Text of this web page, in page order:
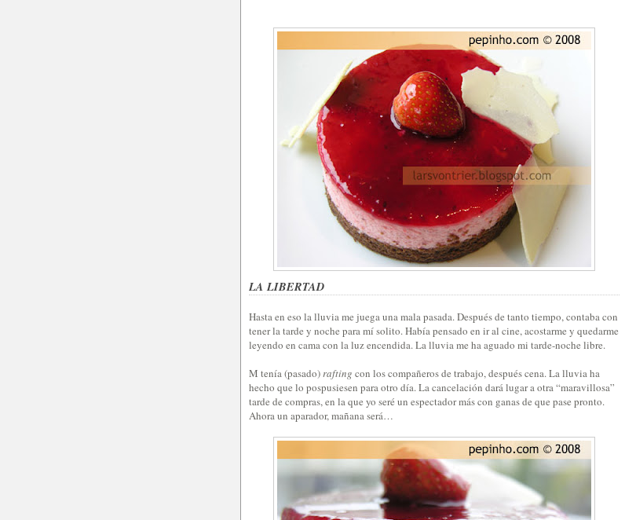
LA LIBERTAD
Hasta en eso la lluvia me juega una mala pasada. Después de tanto tiempo, contaba con
tener la tarde y noche para mí solito. Había pensado en ir al cine, acostarme y quedarme
leyendo en cama con la luz encendida. La lluvia me ha aguado mi tarde-noche libre.
M tenía (pasado)rafting con los compañeros de trabajo, después cena. La lluvia ha
hecho que lo pospusiesen para otro día. La cancelación dará lugar a otra “maravillosa”
tarde de compras, en la que yo seré un espectador más con ganas de que pase pronto.
Ahora un aparador, mañana será…